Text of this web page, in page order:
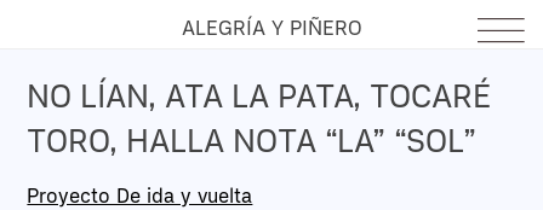
ALEGRÍA Y PIÑERO
NO LÍAN, ATA LA PATA, TOCARÉ
TORO, HALLA NOTA “LA” “SOL”
Proyecto De ida y vuelta